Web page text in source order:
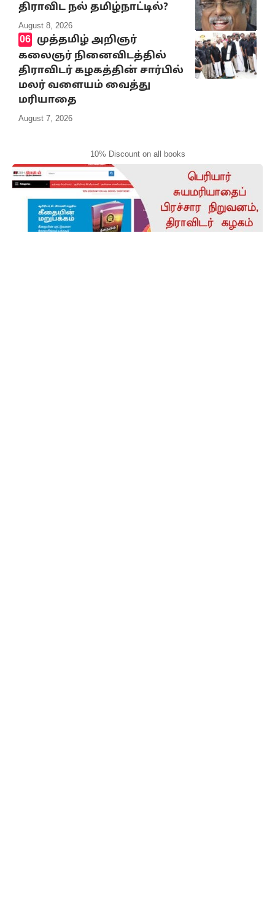
திராவிட நல் தமிழ்நாட்டில்?
August 8, 2026
முத்தமிழ் அறிஞர்
கலைஞர் நினைவிடத்தில்
திராவிடர் கழகத்தின் சார்பில்
மலர் வளையம் வைத்து
மரியாதை
August 7, 2026
10% Discount on all books